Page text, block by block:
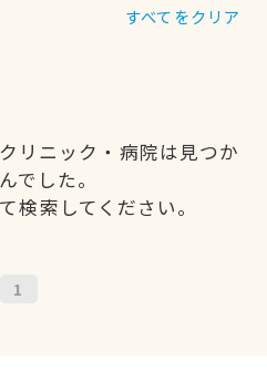
すべてをクリア
リニック・病院は見つか
でした。
検索してください。
1